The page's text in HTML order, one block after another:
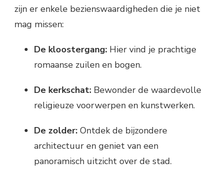
zijn er enkele bezienswaardigheden die je niet
mag missen:
De kloostergang: Hier vind je prachtige
romaanse zuilen en bogen.
De kerkschat: Bewonder de waardevolle
religieuze voorwerpen en kunstwerken.
De zolder: Ontdek de bijzondere
architectuur en geniet van een
panoramisch uitzicht over de stad.